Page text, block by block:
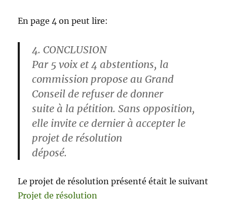
En page 4 on peut lire:
4. CONCLUSION
Par 5 voix et 4 abstentions, la
commission propose au Grand
Conseil de refuser de donner
suite à la pétition. Sans opposition,
elle invite ce dernier à accepter le
projet de résolution
déposé.
Le projet de résolution présenté était le suivant
Projet de résolution